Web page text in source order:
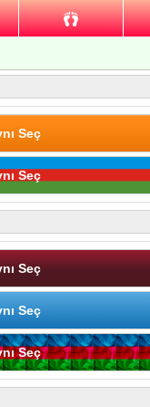
Seç
Seç
Seç
Seç
Seç